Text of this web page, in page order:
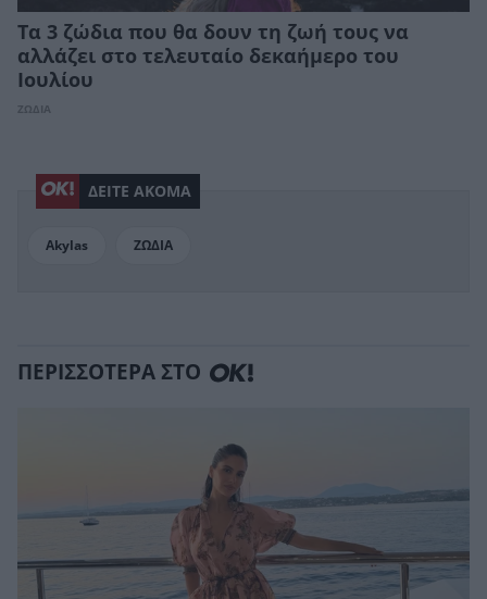
Τα 3 ζώδια που θα δουν τη ζωή τους να
αλλάζει στο τελευταίο δεκαήμερο του
Ιουλίου
ΖΩΔΙΑ
ΔΕΙΤΕ ΑΚΟΜΑ
Akylas ΖΩΔΙΑ
ΠΕΡΙΣΣΟΤΕΡΑ ΣΤΟ